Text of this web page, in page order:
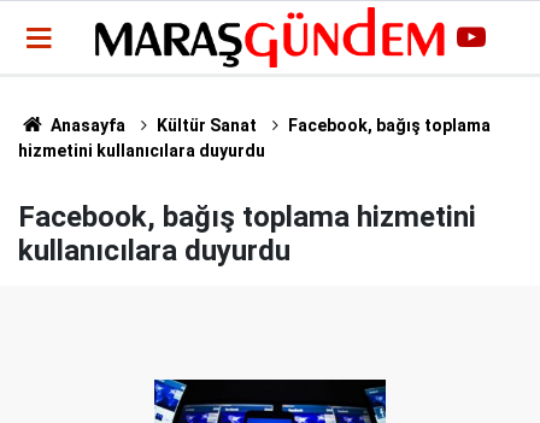
Anasayfa Kültür Sanat
Facebook, bağış toplama
hizmetini kullanıcılara duyurdu
Facebook, bağış toplama hizmetini
kullanıcılara duyurdu